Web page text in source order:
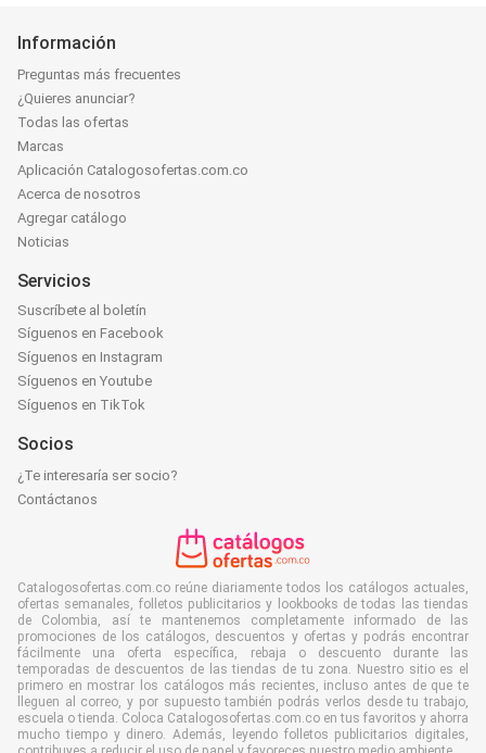
Información
Preguntas más frecuentes
¿Quieres anunciar?
Todas las ofertas
Marcas
Aplicación Catalogosofertas.com.co
Acerca de nosotros
Agregar catálogo
Noticias
Servicios
Suscríbete al boletín
Síguenos en Facebook
Síguenos en Instagram
Síguenos en Youtube
Síguenos en TikTok
Socios
¿Te interesaría ser socio?
Contáctanos
Catalogosofertas.com.co reúne diariamente todos los catálogos actuales,
ofertas semanales, folletos publicitarios y lookbooks de todas las tiendas
de Colombia, así te mantenemos completamente informado de las
promociones de los catálogos, descuentos y ofertas y podrás encontrar
fácilmente una oferta específica, rebaja o descuento durante las
temporadas de descuentos de las tiendas de tu zona. Nuestro sitio es el
primero en mostrar los catálogos más recientes, incluso antes de que te
lleguen al correo, y por supuesto también podrás verlos desde tu trabajo,
escuela o tienda. Coloca Catalogosofertas.com.co en tus favoritos y ahorra
mucho tiempo y dinero. Además, leyendo folletos publicitarios digitales,